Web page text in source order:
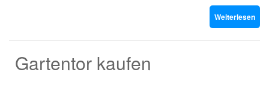
Weiterlesen
Gartentor kaufen